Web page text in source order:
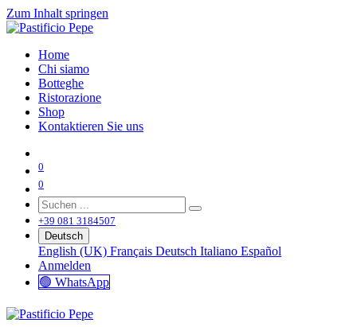
Zum Inhalt springen
Home
Chi siamo
Botteghe
Ristorazione
Shop
Kontaktieren Sie uns
0
0
+39 081 3184507
Deutsch
English (UK) Français Deutsch Italiano Español
Anmelden
🟢 WhatsApp